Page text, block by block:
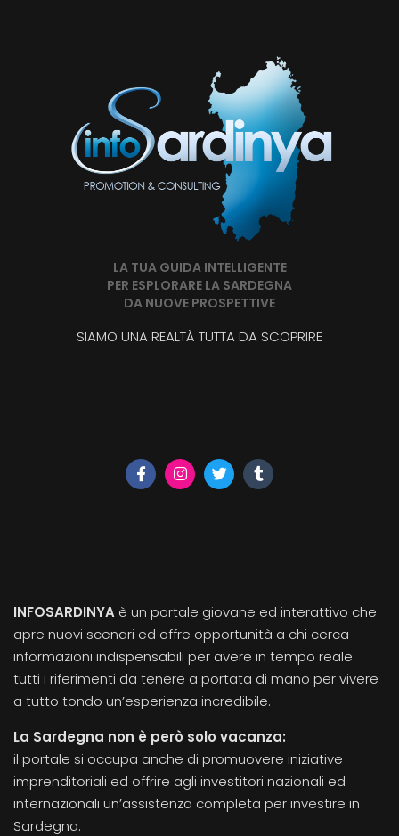
LA TUA GUIDA INTELLIGENTE
PER ESPLORARE LA SARDEGNA
DA NUOVE PROSPETTIVE
SIAMO UNA REALTÀ TUTTA DA SCOPRIRE
INFOSARDINYA è un portale giovane ed interattivo che
apre nuovi scenari ed offre opportunità a chi cerca
informazioni indispensabili per avere in tempo reale
tutti i riferimenti da tenere a portata di mano per vivere
a tutto tondo un’esperienza incredibile.
La Sardegna non è però solo vacanza:
il portale si occupa anche di promuovere iniziative
imprenditoriali ed offrire agli investitori nazionali ed
internazionali un’assistenza completa per investire in
Sardegna.